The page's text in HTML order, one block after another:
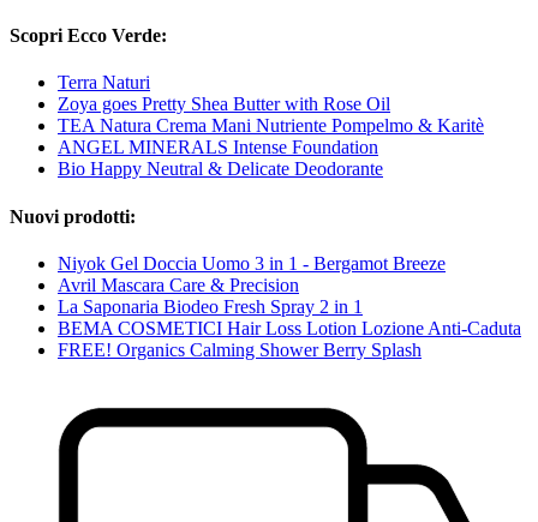
Scopri Ecco Verde:
Terra Naturi
Zoya goes Pretty Shea Butter with Rose Oil
TEA Natura Crema Mani Nutriente Pompelmo & Karitè
ANGEL MINERALS Intense Foundation
Bio Happy Neutral & Delicate Deodorante
Nuovi prodotti:
Niyok Gel Doccia Uomo 3 in 1 - Bergamot Breeze
Avril Mascara Care & Precision
La Saponaria Biodeo Fresh Spray 2 in 1
BEMA COSMETICI Hair Loss Lotion Lozione Anti-Caduta
FREE! Organics Calming Shower Berry Splash